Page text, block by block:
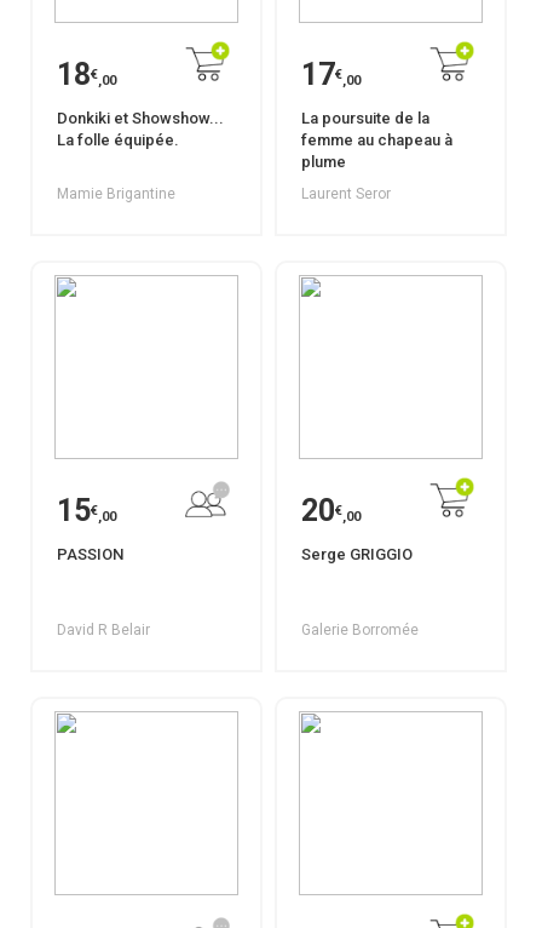
18€,00
Donkiki et Showshow...
La folle équipée.
Mamie Brigantine
17€,00
La poursuite de la
femme au chapeau à
plume
Laurent Seror
15€,00
PASSION
David R Belair
20€,00
Serge GRIGGIO
Galerie Borromée